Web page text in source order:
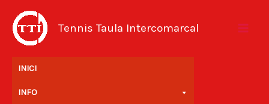
contingut
Tennis Taula Intercomarcal
INICI
INFO